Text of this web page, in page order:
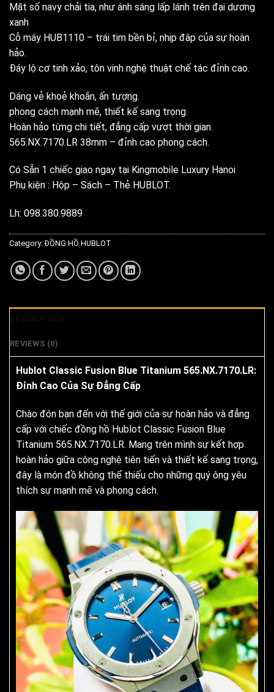
Mặt số navy chải tia, như ánh sáng lấp lánh trên đại dương
xanh
Cỗ máy HUB1110 – trái tim bền bỉ, nhịp đập của sự hoàn
hảo.
Đáy lộ cơ tinh xảo, tôn vinh nghệ thuật chế tác đỉnh cao.
Dáng vẻ khoẻ khoắn, ấn tượng.
phong cách mạnh mẽ, thiết kế sang trọng.
Hoàn hảo từng chi tiết, đẳng cấp vượt thời gian.
565.NX.7170.LR 38mm – đỉnh cao phong cách.
Có Sẵn 1 chiếc giao ngay tại Kingmobile Luxury Hanoi
Phụ kiện : Hộp – Sách – Thẻ HUBLOT.
Lh: 098.380.9889
Category:ĐỒNG HỒ HUBLOT
REVIEWS (0)
Hublot Classic Fusion Blue Titanium 565.NX.7170.LR:
Đỉnh Cao Của Sự Đẳng Cấp
Chào đón bạn đến với thế giới của sự hoàn hảo và đẳng
cấp với chiếc đồng hồ Hublot Classic Fusion Blue
Titanium 565.NX.7170.LR. Mang trên mình sự kết hợp
hoàn hảo giữa công nghệ tiên tiến và thiết kế sang trọng,
đây là món đồ không thể thiếu cho những quý ông yêu
thích sự mạnh mẽ và phong cách.